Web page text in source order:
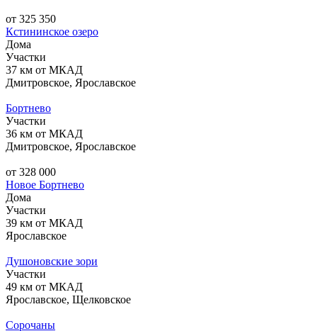
от 325 350
Кстининское озеро
Дома
Участки
37 км от МКАД
Дмитровское, Ярославское
Бортнево
Участки
36 км от МКАД
Дмитровское, Ярославское
от 328 000
Новое Бортнево
Дома
Участки
39 км от МКАД
Ярославское
Душоновские зори
Участки
49 км от МКАД
Ярославское, Щелковское
Сорочаны